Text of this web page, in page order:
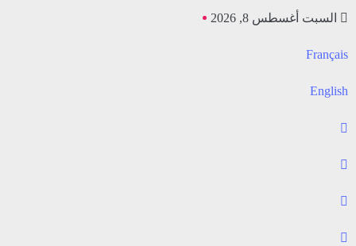
السبت أغسطس 8, 2026
Français
English